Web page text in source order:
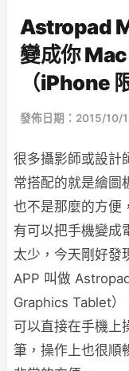
Astropad
變成你
（iPhone
發佈日期：2015/10/
很多攝影師或設計
常搭配的就是繪圖
也不是那麼的方便
有可以把手機變成
太少，今天剛好發
APP 叫做
Graphics Tablet
可以直接在手機上
筆，操作上也很順